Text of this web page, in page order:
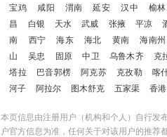
宝鸡
咸阳 渭南 延安 汉中 榆林
昌
白银 天水 武威 张掖 平凉
南
西宁 海东 海北 黄南 海南州
山
吴忠 固原 中卫 乌鲁木齐 克
塔拉
巴音郭楞 阿克苏 克孜勒 喀
河子
阿拉尔 图木舒克 五家渠 香港
本页信息由注册用户（机构和个人）自行发
户官方信息为准，任何关于对该用户的推荐